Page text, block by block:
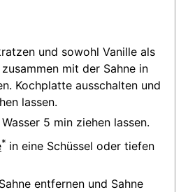
und sowohl Vanille als
mit der Sahne in
Kochplatte ausschalten und
lassen.
5 min ziehen lassen.
* in eine Schüssel oder tiefen
entfernen und Sahne